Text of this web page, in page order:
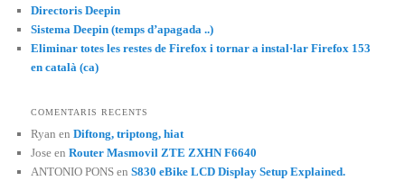
Directoris Deepin
Sistema Deepin (temps d’apagada ..)
Eliminar totes les restes de Firefox i tornar a instal·lar Firefox 153
en català (ca)
COMENTARIS RECENTS
Ryan enDiftong, triptong, hiat
Jose enRouter Masmovil ZTE ZXHN F6640
ANTONIO PONS enS830 eBike LCD Display Setup Explained.